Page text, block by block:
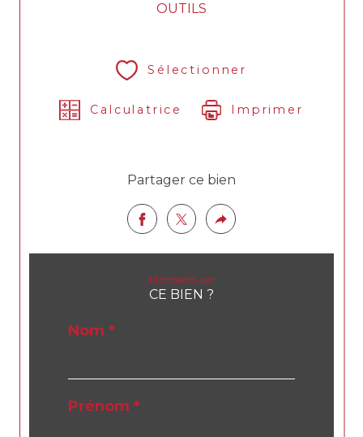
OUTILS
Sélectionner
Calculatrice Imprimer
Partager ce bien
Intéressé(e) par
CE BIEN ?
Nom *
Prénom *